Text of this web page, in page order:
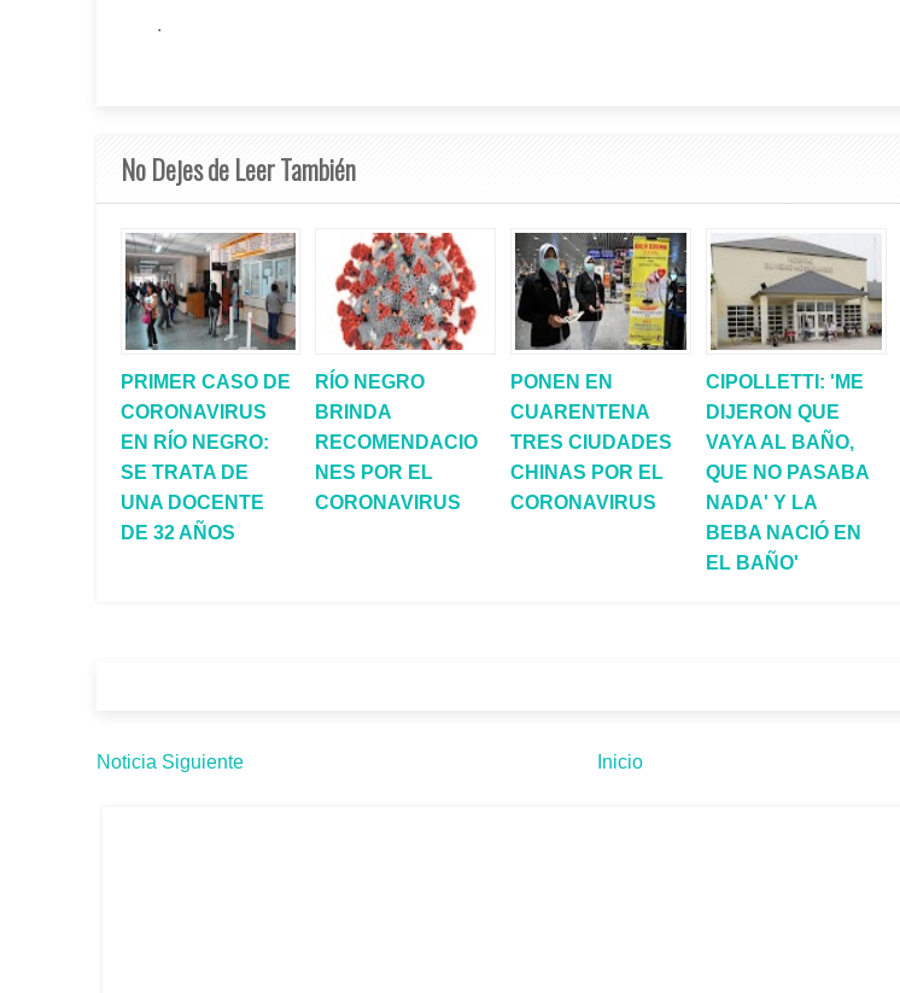
.
No Dejes de Leer También
PRIMER CASO DE
CORONAVIRUS
EN RÍO NEGRO:
SE TRATA DE
UNA DOCENTE
DE 32 AÑOS
RÍO NEGRO
BRINDA
RECOMENDACIO
NES POR EL
CORONAVIRUS
PONEN EN
CUARENTENA
TRES CIUDADES
CHINAS POR EL
CORONAVIRUS
CIPOLLETTI: 'ME
DIJERON QUE
VAYA AL BAÑO,
QUE NO PASABA
NADA' Y LA
BEBA NACIÓ EN
EL BAÑO'
Noticia Siguiente Inicio